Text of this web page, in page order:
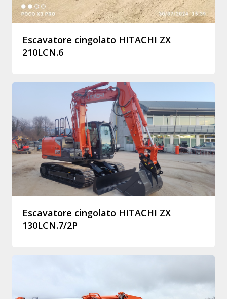
Escavatore cingolato HITACHI ZX
210LCN.6
Escavatore cingolato HITACHI ZX
130LCN.7/2P